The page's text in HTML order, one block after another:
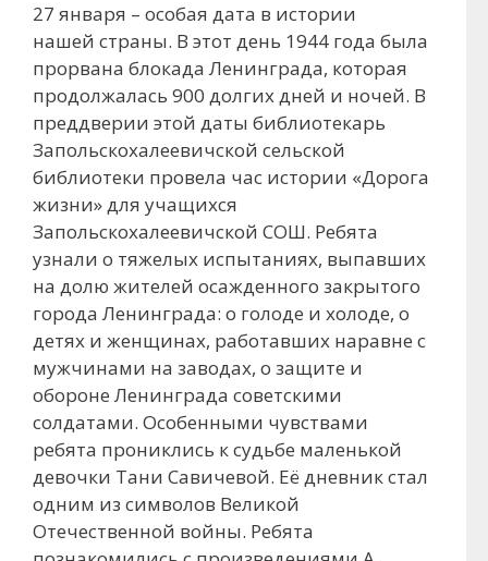
27 января – особая дата в истории
нашей страны. В этот день 1944 года была
прорвана блокада Ленинграда, которая
продолжалась 900 долгих дней и ночей. В
преддверии этой даты библиотекарь
Запольскохалеевичской сельской
библиотеки провела час истории «Дорога
жизни» для учащихся
Запольскохалеевичской СОШ. Ребята
узнали о тяжелых испытаниях, выпавших
на долю жителей осажденного закрытого
города Ленинграда: о голоде и холоде, о
детях и женщинах, работавших наравне с
мужчинами на заводах, о защите и
обороне Ленинграда советскими
солдатами. Особенными чувствами
ребята прониклись к судьбе маленькой
девочки Тани Савичевой. Её дневник стал
одним из символов Великой
Отечественной войны. Ребята